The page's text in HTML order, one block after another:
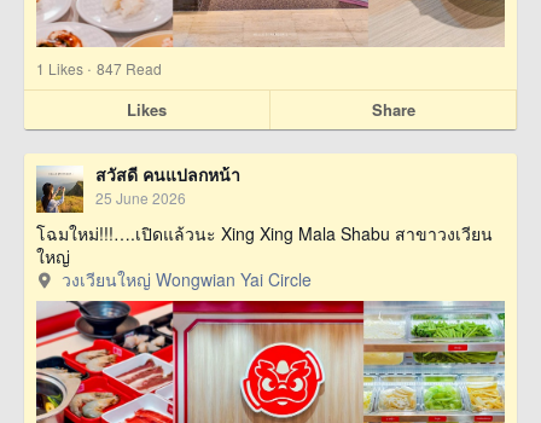
1 Likes · 847 Read
Likes Share
สวัสดี คนแปลกหน้า
25 June 2026
โฉมใหม่!!!….เปิดแล้วนะ Xing Xing Mala Shabu สาขาวงเวียน
ใหญ่
วงเวียนใหญ่ Wongwian Yai Circle